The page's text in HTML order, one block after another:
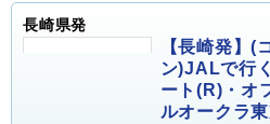
長崎県発
【長崎発】(
ン)JALで行
ート(R)・オ
ルオークラ